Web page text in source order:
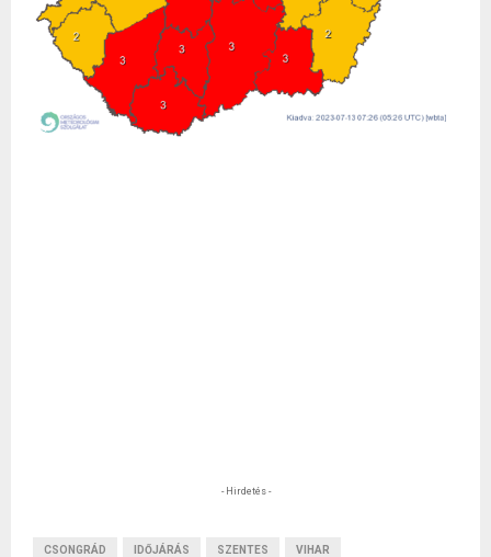
- Hirdetés -
CSONGRÁD IDŐJÁRÁS SZENTES VIHAR